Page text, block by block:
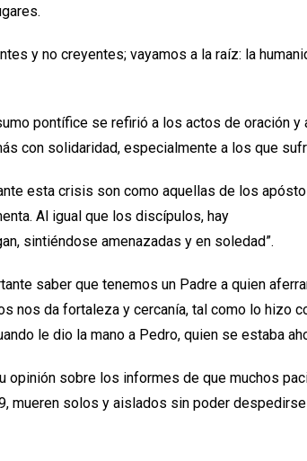
y no creyentes; vayamos a la raíz: la
pontífice se refirió a los actos de oración y
con solidaridad, especialmente a los que
esta crisis son como aquellas de los
Al igual que los discípulos, hay
sintiéndose amenazadas y en soledad”.
saber que tenemos un Padre a quien
nos da fortaleza y cercanía, tal como lo hizo
le dio la mano a Pedro, quien se estaba
opinión sobre los informes de que muchos
mueren solos y aislados sin poder